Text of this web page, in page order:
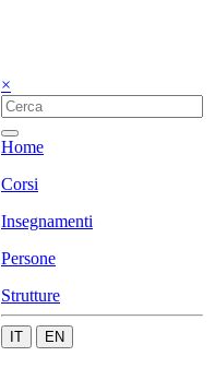
×
Home
Corsi
Insegnamenti
Persone
Strutture
IT EN